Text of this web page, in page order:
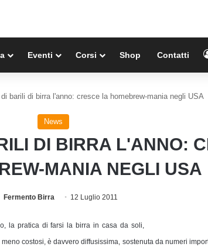
Eventi Corsi Shop Contatti
barili di birra l'anno: cresce la homebrew-mania negli USA
News
DI BIRRA L'ANNO:
MANIA NEGLI USA
Fermento Birra 12 Luglio 2011
la pratica di farsi la birra in casa da soli,
costosi, è davvero diffusissima, sostenuta da numeri